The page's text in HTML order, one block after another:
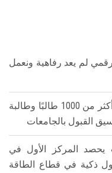
لم يعد رفاهية ونعمل
معامل التنسيق الإلكتروني تستقبل أكثر من 1000 طالبًا وطالبة
القبول بالجامعات
يحصد المركز الأول في
ذكية في قطاع الطاقة